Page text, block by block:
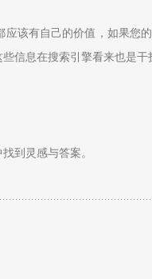
该有自己的价值，如果
信息在搜索引擎看来也是
到灵感与答案。